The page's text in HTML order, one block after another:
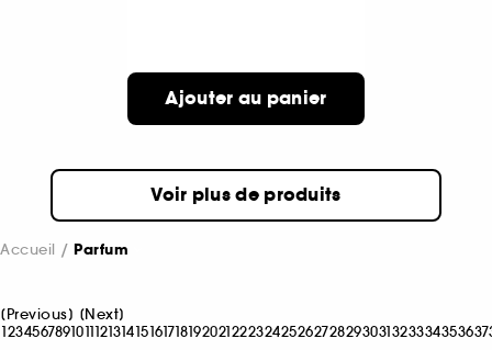
Ajouter au panier
Voir plus de produits
Accueil Parfum
[Previous] [Next]
12345678910111213141516171819202122232425262728293031323334353637